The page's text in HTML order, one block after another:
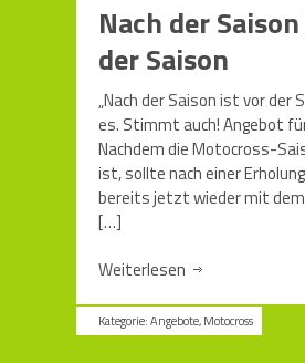
Nach der
der Saison
„Nach der Saison ist vor der
es. Stimmt auch! Angebot
Nachdem die Motocross-
ist, sollte nach einer
bereits jetzt wieder mit
[…]
Weiterlesen
Kategorie:Angebote,Motocross